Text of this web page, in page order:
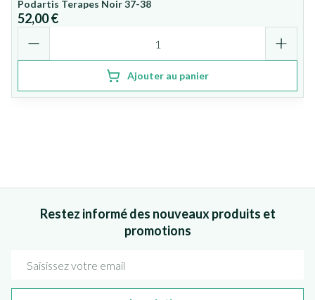
Podartis Terapes Noir 37-38
52,00 €
Ajouter au panier
Restez informé des nouveaux produits et
promotions